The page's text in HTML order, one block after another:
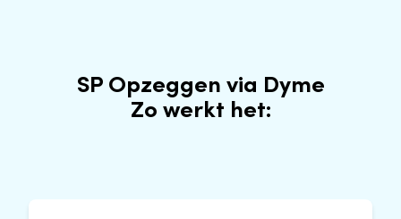
SP Opzeggen via Dyme
Zo werkt het: